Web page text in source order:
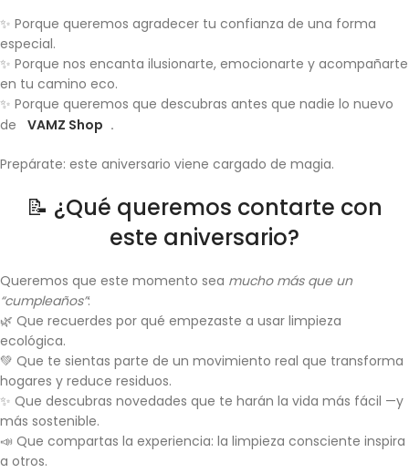
✨ Porque queremos agradecer tu confianza de una forma
especial.
✨ Porque nos encanta ilusionarte, emocionarte y acompañarte
en tu camino eco.
✨ Porque queremos que descubras antes que nadie lo nuevo
de
VAMZ Shop .
Prepárate: este aniversario viene cargado de magia.
📝 ¿Qué queremos contarte con
este aniversario?
Queremos que este momento sea mucho más que un
“cumpleaños”:
🌿 Que recuerdes por qué empezaste a usar limpieza
ecológica.
💚 Que te sientas parte de un movimiento real que transforma
hogares y reduce residuos.
✨ Que descubras novedades que te harán la vida más fácil —y
más sostenible.
📣 Que compartas la experiencia: la limpieza consciente inspira
a otros.